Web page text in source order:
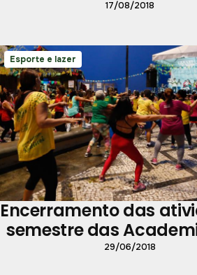
de Resíduos
17/08/2018
Esporte e lazer
Encerramento das
semestre das
Livre reúne 500
29/06/2018